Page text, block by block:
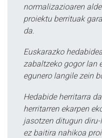
normalizazioaren
proiektu berrituak
da.
Euskarazko
zabaltzeko gogor lan
egunero langile zein
Hedabide herritarra
herritarren ekarpen
jasotzen ditugun
ez baitira nahikoa